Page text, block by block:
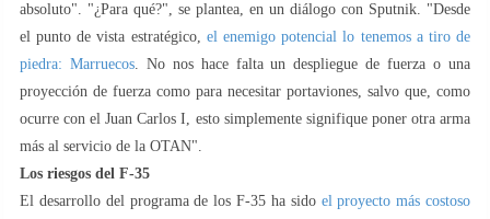
absoluto". "¿Para qué?", se plantea, en un diálogo con Sputnik. "Desde
el punto de vista estratégico, el enemigo potencial lo tenemos a tiro de
piedra: Marruecos. No nos hace falta un despliegue de fuerza o una
proyección de fuerza como para necesitar portaviones, salvo que, como
ocurre con el Juan Carlos I, esto simplemente signifique poner otra arma
más al servicio de la OTAN".
Los riesgos del F-35
El desarrollo del programa de los F-35 ha sido el proyecto más costoso